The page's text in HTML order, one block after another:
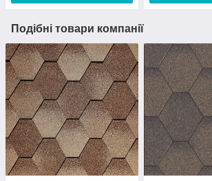
Подібні товари компанії